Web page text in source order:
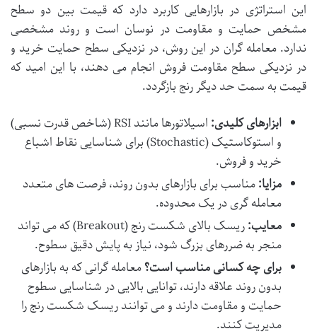
این استراتژی در بازارهایی کاربرد دارد که قیمت بین دو سطح
مشخص حمایت و مقاومت در نوسان است و روند مشخصی
ندارد. معامله گران در این روش، در نزدیکی سطح حمایت خرید و
در نزدیکی سطح مقاومت فروش انجام می دهند، با این امید که
قیمت به سمت حد دیگر رنج بازگردد.
ابزارهای کلیدی:
اسیلاتورها مانند RSI (شاخص قدرت نسبی)
و استوکاستیک (Stochastic) برای شناسایی نقاط اشباع
خرید و فروش.
مزایا:مناسب برای بازارهای بدون روند، فرصت های متعدد
معامله گری در یک محدوده.
معایب:
ریسک بالای شکست رنج (Breakout) که می تواند
منجر به ضررهای بزرگ شود، نیاز به پایش دقیق سطوح.
برای چه کسانی مناسب است؟معامله گرانی که به بازارهای
بدون روند علاقه دارند، توانایی بالایی در شناسایی سطوح
حمایت و مقاومت دارند و می توانند ریسک شکست رنج را
مدیریت کنند.